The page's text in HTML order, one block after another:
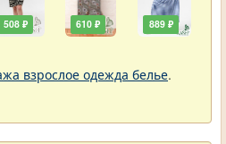
508 ₽ 610 ₽ 889 ₽
взрослое одежда белье.